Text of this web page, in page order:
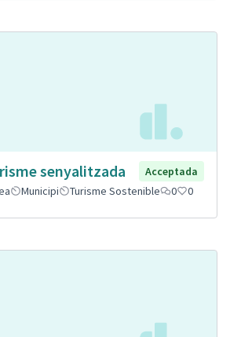
senyalitzada
Acceptada
Municipi Turisme Sostenible 0 0